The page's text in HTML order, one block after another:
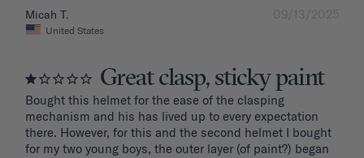
09/13/2025
Micah T.
United States
Great clasp, sticky paint
Bought this helmet for the ease of the clasping
mechanism and his has lived up to every expectation
there. However, for this and the second helmet I bought
for my two young boys, the outer layer (of paint?) began